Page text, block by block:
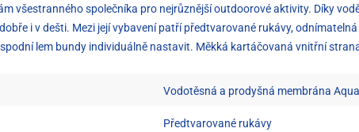
všestranného společníka pro nejrůznější outdoorové aktivity. Díky
i v dešti. Mezi její vybavení patří předtvarované rukávy,
lem bundy individuálně nastavit. Měkká kartáčovaná vnitřní
Vodotěsná a prodyšná membrána
Předtvarované rukávy